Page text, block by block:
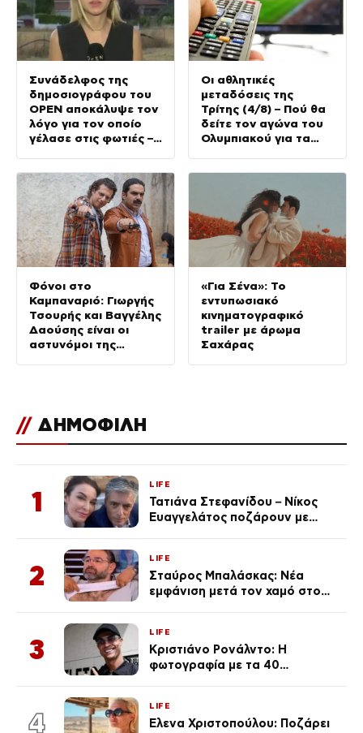
Συνάδελφος της
δημοσιογράφου του
OPEN αποκάλυψε τον
λόγο για τον οποίο
γέλασε στις φωτιές –
Οι αθλητικές
μεταδόσεις της
Τρίτης (4/8) – Πού θα
δείτε τον αγώνα του
Ολυμπιακού για τα
Φόνοι στο
Καμπαναριό: Γιωργής
Τσουρής και Βαγγέλης
Δαούσης είναι οι
αστυνόμοι της
«Για Σένα»: Το
εντυπωσιακό
κινηματογραφικό
trailer με άρωμα
Σαχάρας
// ΔΗΜΟΦΙΛΗ
1
LIFE
Τατιάνα Στεφανίδου – Νίκος
Ευαγγελάτος ποζάρουν με
2
LIFE
Σταύρος Μπαλάσκας: Νέα
εμφάνιση μετά τον χαμό στο
3
LIFE
Κριστιάνο Ρονάλντο: Η
φωτογραφία με τα 40
εκ. likes
4
LIFE
Έλενα Χριστοπούλου: Ποζάρει